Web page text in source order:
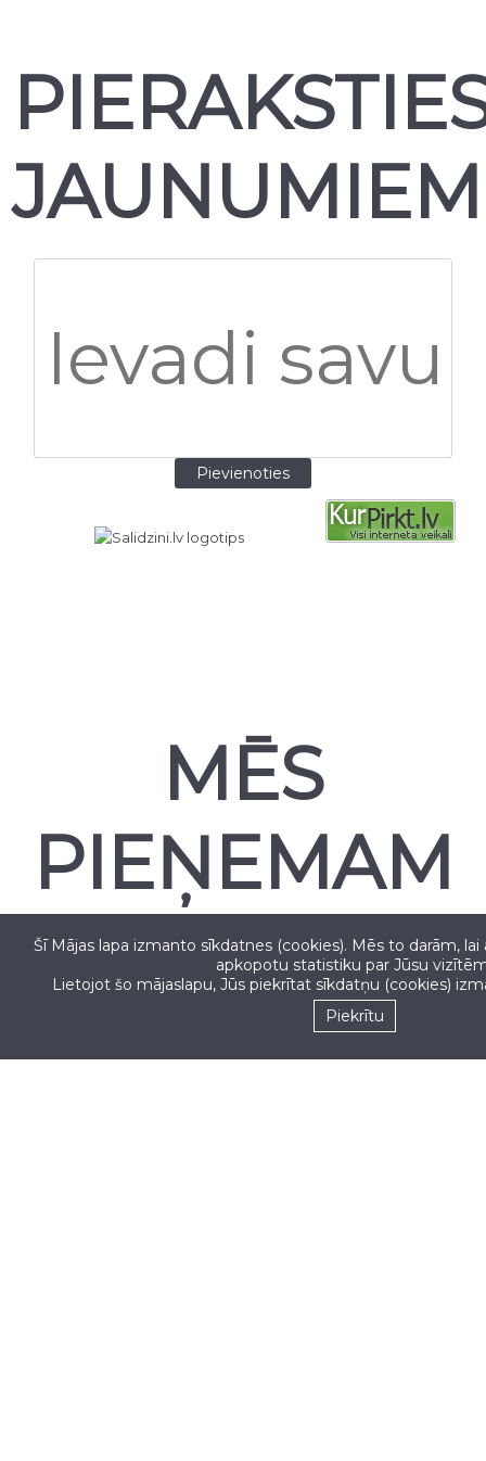
JAUNUMIEM
MĒS
PIEŅEMAM
Seko mums
Šī Mājas lapa izmanto sīkdatnes (cookies). Mēs to darām,
apkopotu statistiku par Jūsu
Lietojot šo mājaslapu, Jūs piekrītat sīkdatņu (cookies)
Piekrītu